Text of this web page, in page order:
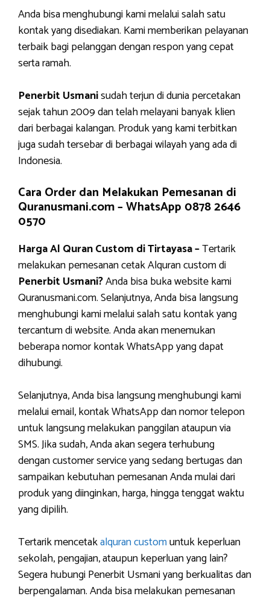
Anda bisa menghubungi kami melalui salah satu
kontak yang disediakan. Kami memberikan pelayanan
terbaik bagi pelanggan dengan respon yang cepat
serta ramah.
Penerbit Usmanisudah terjun di dunia percetakan
sejak tahun 2009 dan telah melayani banyak klien
dari berbagai kalangan. Produk yang kami terbitkan
juga sudah tersebar di berbagai wilayah yang ada di
Indonesia.
Cara Order dan Melakukan Pemesanan di
Quranusmani.com –WhatsApp 0878 2646
0570
Harga Al Quran Custom di Tirtayasa –Tertarik
melakukan pemesanan cetak Alquran custom di
Penerbit Usmani?Anda bisa buka website kami
Quranusmani.com. Selanjutnya, Anda bisa langsung
menghubungi kami melalui salah satu kontak yang
tercantum di website. Anda akan menemukan
beberapa nomor kontak WhatsApp yang dapat
dihubungi.
Selanjutnya, Anda bisa langsung menghubungi kami
melalui email, kontak WhatsApp dan nomor telepon
untuk langsung melakukan panggilan ataupun via
SMS. Jika sudah, Anda akan segera terhubung
dengan customer service yang sedang bertugas dan
sampaikan kebutuhan pemesanan Anda mulai dari
produk yang diinginkan, harga, hingga tenggat waktu
yang dipilih.
Tertarik mencetakalquran customuntuk keperluan
sekolah, pengajian, ataupun keperluan yang lain?
Segera hubungi Penerbit Usmani yang berkualitas dan
berpengalaman. Anda bisa melakukan pemesanan